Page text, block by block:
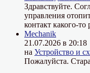
Здравствуйте.
управления
контакт какого-то
Mechanik
21.07.2026 в 20:18
на Устройство и
Пожалуйста.